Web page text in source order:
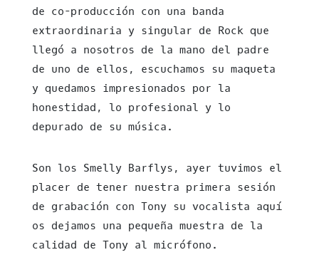
de co-producción con una banda
extraordinaria y singular de Rock que
llegó a nosotros de la mano del padre
de uno de ellos, escuchamos su maqueta
y quedamos impresionados por la
honestidad, lo profesional y lo
depurado de su música.
Son los Smelly Barflys, ayer tuvimos el
placer de tener nuestra primera sesión
de grabación con Tony su vocalista aquí
os dejamos una pequeña muestra de la
calidad de Tony al micrófono.